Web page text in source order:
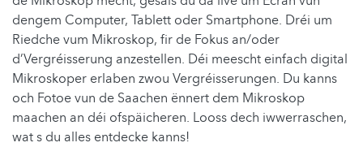
dengem Computer, Tablett oder Smartphone. Dréi um
Riedche vum Mikroskop, fir de Fokus an/oder
d’Vergréisserung anzestellen. Déi meescht einfach digital
Mikroskoper erlaben zwou Vergréisserungen. Du kanns
och Fotoe vun de Saachen ënnert dem Mikroskop
maachen an déi ofspäicheren. Looss dech iwwerraschen,
wat s du alles entdecke kanns!